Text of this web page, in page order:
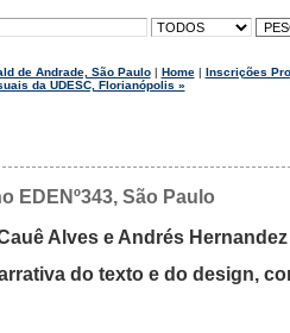
de Andrade, São Paulo| Home| Inscrições
da UDESC, Florianópolis »
EDENº343, São Paulo
Alves e Andrés Hernandez
do texto e do design,